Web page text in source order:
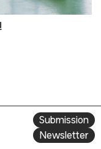
Submission
Newsletter